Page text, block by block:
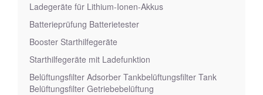
Ladegeräte für Lithium-Ionen-Akkus
Batterieprüfung Batterietester
Booster Starthilfegeräte
Starthilfegeräte mit Ladefunktion
Belüftungsfilter Adsorber Tankbelüftungsfilter Tank
Belüftungsfilter Getriebebelüftung